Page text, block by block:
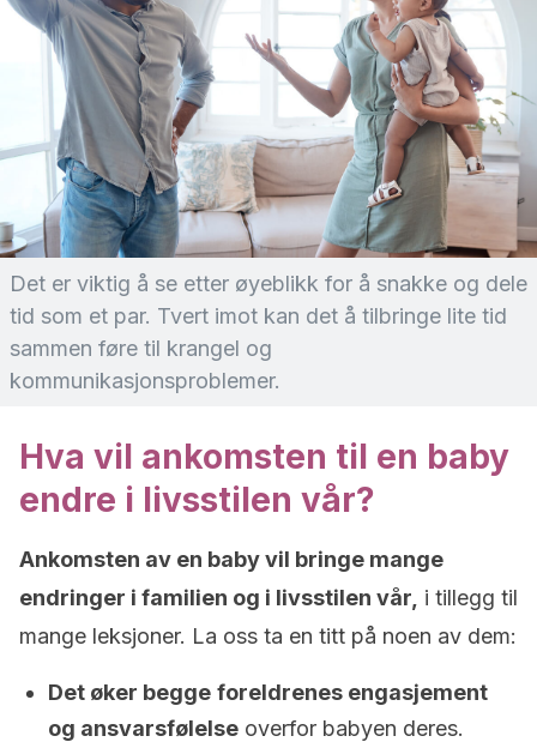
Det er viktig å se etter øyeblikk for å snakke og dele
tid som et par. Tvert imot kan det å tilbringe lite tid
sammen føre til krangel og
kommunikasjonsproblemer.
Hva vil ankomsten til en baby
endre i livsstilen vår?
Ankomsten av en baby vil bringe mange
endringer i familien og i livsstilen vår, i tillegg til
mange leksjoner. La oss ta en titt på noen av dem:
Det øker begge foreldrenes engasjement
og ansvarsfølelse overfor babyen deres.